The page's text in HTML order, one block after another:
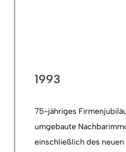
1993
75-jähriges
umgebaute
einschließlich des